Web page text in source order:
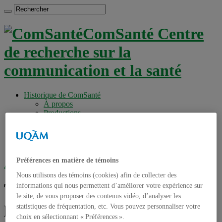
ComSanté Centre
de recherche sur la
communication et la santé
Historique de ComSanté
À propos
Productions
Chercheurs réguliers
Chercheurs associés
Accueil»Tag archives : prévention psychosociale
Tag archives :prévention
psychosociale
Préférences en matière de témoins
Nous utilisons des témoins (cookies) afin de collecter des
informations qui nous permettent d’améliorer votre expérience sur
le site, de vous proposer des contenus vidéo, d’analyser les
statistiques de fréquentation, etc. Vous pouvez personnaliser votre
choix en sélectionnant « Préférences ».